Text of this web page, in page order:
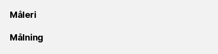
Måleri
Målning